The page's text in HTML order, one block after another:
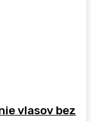
vlasov bez